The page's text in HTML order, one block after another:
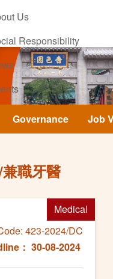
Us
Responsibility
Us
Governance Job
職牙醫
Medical
423-2024/DC
： 30-08-2024